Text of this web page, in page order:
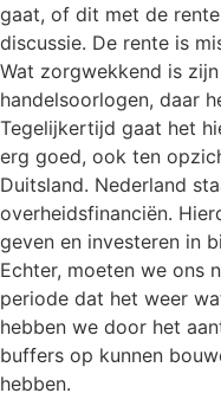
gaat, of dit met de
discussie. De rente is
Wat zorgwekkend is
handelsoorlogen, daar
Tegelijkertijd gaat het
erg goed, ook ten
Duitsland. Nederland
overheidsfinanciën.
geven en investeren in
Echter, moeten we ons
periode dat het weer
hebben we door het
buffers op kunnen
hebben.